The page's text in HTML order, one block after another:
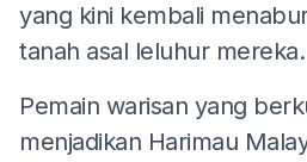
yang kini kembali
tanah asal leluhur mereka.
Pemain warisan yang
menjadikan Harimau